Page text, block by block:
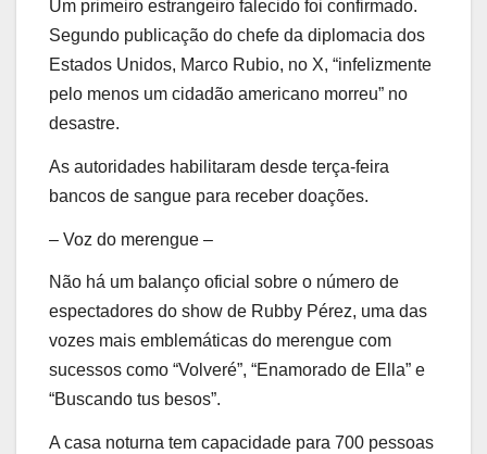
Um primeiro estrangeiro falecido foi confirmado.
Segundo publicação do chefe da diplomacia dos
Estados Unidos, Marco Rubio, no X, “infelizmente
pelo menos um cidadão americano morreu” no
desastre.
As autoridades habilitaram desde terça-feira
bancos de sangue para receber doações.
– Voz do merengue –
Não há um balanço oficial sobre o número de
espectadores do show de Rubby Pérez, uma das
vozes mais emblemáticas do merengue com
sucessos como “Volveré”, “Enamorado de Ella” e
“Buscando tus besos”.
A casa noturna tem capacidade para 700 pessoas